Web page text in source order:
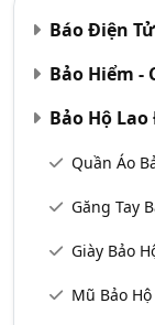
Báo Điện Tử
Bảo Hiểm -
Bảo Hộ
Quần Áo
Găng Tay
Giày Bảo
Mũ Bảo